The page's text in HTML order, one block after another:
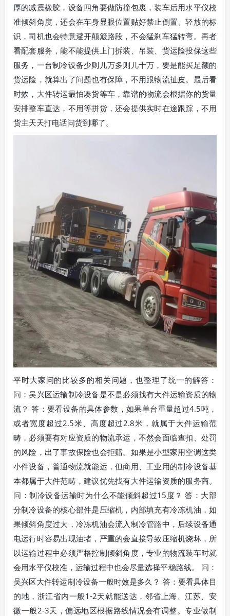
厚的减震橡胶，设备四角要做防撞包裹，装车后用水平仪校
准倾斜角度，还会在车身显眼位置贴好禁止倒置、轻放的标
识，司机也会特意避开颠簸路段，不会猛刹车猛转弯。再者
看配套服务，能不能提供上门拆装、吊装、货运险投保这些
服务，一台制冷设备少则几万多则几十万，要是能买足额的
货运险，就算出了问题也有保障，不用跟物流扯皮。最后看
时效，大件转运最怕凑货等车，靠谱的物流会根据你的货量
安排整车直达，不用等拼货，还会提供实时在途跟踪，不用
货主天天打电话问货到哪了。
平时大家问的比较多的相关问题，也整理了统一的解答：
问：吴兴区运输制冷设备是不是必须找有大件运输资质的物
流？ 答：要看设备的具体参数，如果单台重量超过4.5吨，
或者宽度超过2.5米、高度超过2.8米，就属于大件运输范
畴，必须要有对应资质的物流承运，不然会面临查扣、处罚
的风险，出了事故保险也会拒赔。如果是小型家用空调这类
小件设备，普通物流就能运，但商用、工业用的制冷设备基
本都属于大件范畴，建议优先找有大件运输资质的服务商。
问：制冷设备运输时为什么不能倾斜超过15度？ 答：大部
分制冷设备的核心部件是压缩机，内部填充有冷冻机油，如
果倾斜角度过大，冷冻机油会流入制冷管路中，后续设备通
电运行时容易出现油堵，严重的会直接导致压缩机烧坏，所
以运输过程中必须严格控制倾斜角度，专业的物流装车时就
会用水平仪校准，运输过程中也会尽量选择平稳路线。 问：
吴兴区大件转运制冷设备一般时效是多久？ 答：要看具体目
的地，浙江省内一般1-2天就能送达，邻省上海、江苏、安
徽一般2-3天，偏远地区根据路线情况会有调整。专业做制